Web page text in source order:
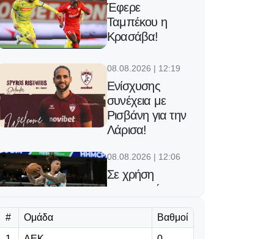
Έφερε
Ταμπέκου η
Κρασάβα!
08.08.2026 | 12:19
Ενίσχυσης
συνέχεια με
Ρισβάνη για την
Λάρισα!
08.08.2026 | 12:06
Σε χρήση
ναρκωτικών
θάνατος του
# Ομάδα Βαθμοί